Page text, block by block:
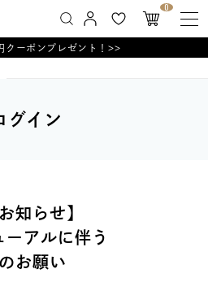
0
ーポンプレゼント！>>
グイン
知らせ】
アルに伴う
お願い